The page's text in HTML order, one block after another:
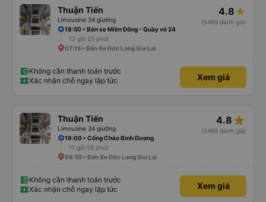
Thuận Tiến
Limousine 34 giường
4.8
(5489 đánh giá)
18:50 • Bến xe Miền Đông - Quầy vé 24
12 giờ 25 phút
07:15 • Bến Xe Đức Long Gia Lai
Không cần thanh toán trước
Xác nhận chỗ ngay lập tức
Xem giá
Thuận Tiến
Limousine 34 giường
4.8 star_rate
(5489 đánh giá)
19:00 • Cổng Chào Bình Dương
11 giờ 55 phút
06:55 • Bến Xe Đức Long Gia Lai
Không cần thanh toán trước
Xác nhận chỗ ngay lập tức
Xem giá